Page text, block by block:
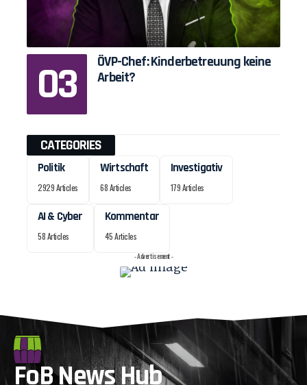
ÖVP-Chef: Kinderbetreuung keine
Arbeit?
CATEGORIES
Politik
2929 Articles
Wirtschaft
68 Articles
Investigativ
179 Articles
AI & Cyber
58 Articles
Kommentar
45 Articles
- Advertisement -
FoB News Hub